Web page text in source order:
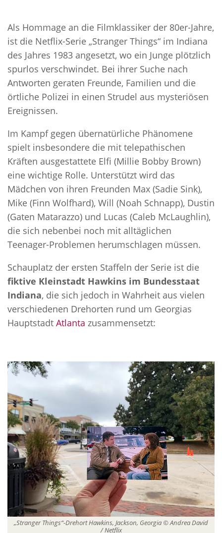
Als Hommage an die Filmklassiker der 80er-Jahre,
ist die Netflix-Serie „Stranger Things“ im Indiana
des Jahres 1983 angesetzt, wo ein Junge plötzlich
spurlos verschwindet. Bei ihrer Suche nach
Antworten geraten Freunde, Familien und die
örtliche Polizei in einen Strudel aus mysteriösen
Ereignissen.
Im Kampf gegen übernatürliche Phänomene
spielt insbesondere die mit telepathischen
Kräften ausgestattete Elfi (Millie Bobby Brown)
eine wichtige Rolle. Unterstützt wird das
Mädchen von ihren Freunden Max (Sadie Sink),
Mike (Finn Wolfhard), Will (Noah Schnapp), Dustin
(Gaten Matarazzo) und Lucas (Caleb McLaughlin),
die sich nebenbei noch mit alltäglichen
Teenager-Problemen herumschlagen müssen.
Schauplatz der ersten Staffeln der Serie ist die
fiktive Kleinstadt Hawkins im Bundesstaat
Indiana, die sich jedoch in Wahrheit aus vielen
verschiedenen Drehorten rund um Georgias
Hauptstadt Atlanta zusammensetzt:
„Stranger Things“-Drehort Hawkins, Jackson, Georgia © Andrea David
/ Netflix